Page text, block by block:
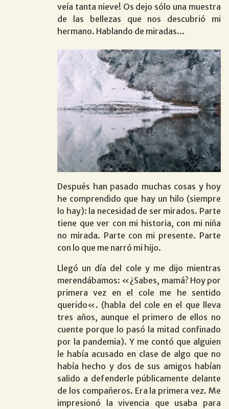
veía tanta nieve! Os dejo sólo una muestra
de las bellezas que nos descubrió mi
hermano. Hablando de miradas…
Después han pasado muchas cosas y hoy
he comprendido que hay un hilo (siempre
lo hay): la necesidad de ser mirados. Parte
tiene que ver con mi historia, con mi niña
no mirada. Parte con mi presente. Parte
con lo que me narró mi hijo.
Llegó un día del cole y me dijo mientras
merendábamos: «¿Sabes, mamá? Hoy por
primera vez en el cole me he sentido
querido«. (habla del cole en el que lleva
tres años, aunque el primero de ellos no
cuente porque lo pasó la mitad confinado
por la pandemia). Y me contó que alguien
le había acusado en clase de algo que no
había hecho y dos de sus amigos habían
salido a defenderle públicamente delante
de los compañeros. Era la primera vez. Me
impresionó la vivencia que usaba para